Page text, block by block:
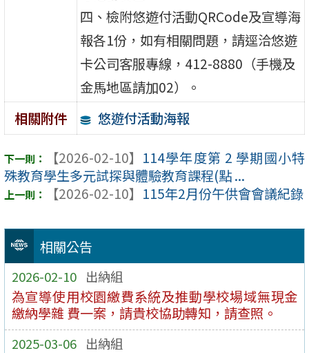
相關公告
2026-02-10 出納組
為宣導使用校園繳費系統及推動學校場域無現金
繳納學雜 費一案，請貴校協助轉知，請查照。
2025-03-06 出納組
四、檢附悠遊付活動QRCode及宣導海
報各1份，如有相關問題，請逕洽悠遊
卡公司客服專線，412-8880（手機及
金馬地區請加02）。
相關附件
悠遊付活動海報
【2026-02-10】 114學年度第 2 學期國小特
殊教育學生多元試探與體驗教育課程(點 ...
【2026-02-10】 115年2月份午供會會議紀錄